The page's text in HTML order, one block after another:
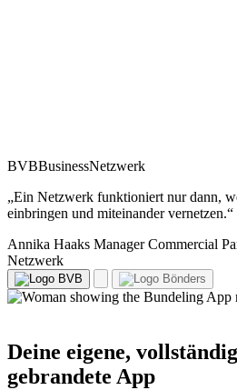
BVBBusinessNetzwerk
„Ein Netzwerk funktioniert nur dann,
einbringen und miteinander vernetzen.“
Annika Haaks Manager Commercial
Netzwerk
Claudia Eisert
Tim Bönders
Deine eigene, vollständig
gebrandete App